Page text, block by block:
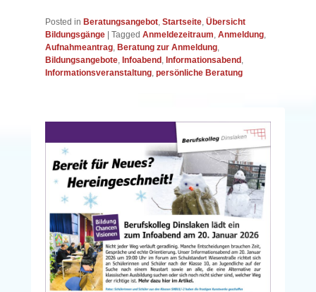
Posted in Beratungsangebot, Startseite, Übersicht
Bildungsgänge | Tagged Anmeldezeitraum, Anmeldung,
Aufnahmeantrag, Beratung zur Anmeldung,
Bildungsangebote, Infoabend, Informationsabend,
Informationsveranstaltung, persönliche Beratung